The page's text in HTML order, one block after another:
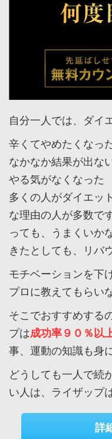
自分一人では、ダイ
辛くてやめたくなっ
なかなか結果が出な
やる気がなくなった
多くの人がダイエッ
な理由の人が多数で
っても、うまくいか
きたとしても、リバ
モチベーションを下
プロに教えてもらい
そこでおすすめする
プは成功率９０％以
事、運動の知識も身
どうしても一人で続
い人は、ライザップ
詳